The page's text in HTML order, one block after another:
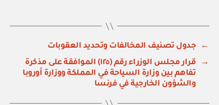
←
جدول تصنيف المخالفات وتحديد العقوبات
→
قرار مجلس الوزراء رقم (١٢٥) الموافقة على مذكرة
تفاهم بين وزارة السياحة في المملكة ووزارة أوروبا
والشؤون الخارجية في فرنسا